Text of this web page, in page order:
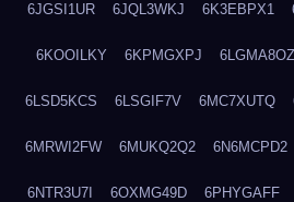
6JGSI1UR 6JQL3WKJ 6K3EBPX1
6KOOILKY 6KPMGXPJ 6LGMA8OZ
6LSD5KCS 6LSGIF7V 6MC7XUTQ
6MRWI2FW 6MUKQ2Q2 6N6MCPD2
6NTR3U7I 6OXMG49D 6PHYGAFF